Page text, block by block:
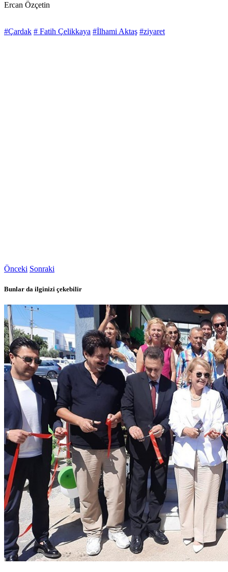
Ercan Özçetin
#Çardak # Fatih Çelikkaya #İlhami Aktaş #ziyaret
Önceki Sonraki
Bunlar da ilginizi çekebilir